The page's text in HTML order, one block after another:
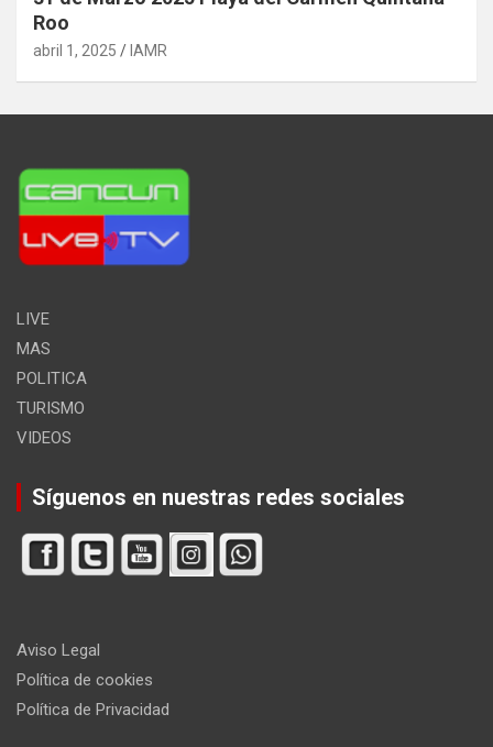
Roo
abril 1, 2025 IAMR
LIVE
MAS
POLITICA
TURISMO
VIDEOS
Síguenos en nuestras redes sociales
Aviso Legal
Política de cookies
Política de Privacidad